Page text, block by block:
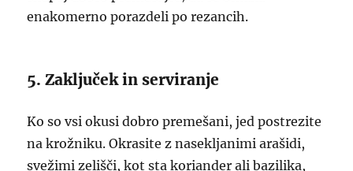
enakomerno porazdeli po rezancih.
5. Zaključek in serviranje
Ko so vsi okusi dobro premešani, jed postrezite
na krožniku. Okrasite z nasekljanimi arašidi,
svežimi zelišči, kot sta koriander ali bazilika,